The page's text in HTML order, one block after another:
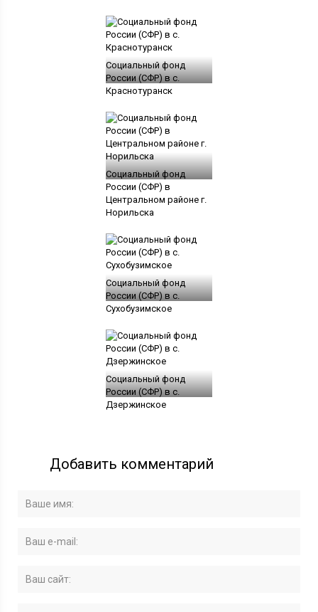
Социальный фонд
России (СФР) в с.
Краснотуранск
Социальный фонд
России (СФР) в
Центральном районе г.
Норильска
Социальный фонд
России (СФР) в c.
Сухобузимское
Социальный фонд
России (СФР) в с.
Дзержинское
Добавить комментарий